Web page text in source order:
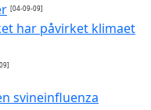
[04-09-09]
har påvirket klimaet
svineinfluenza